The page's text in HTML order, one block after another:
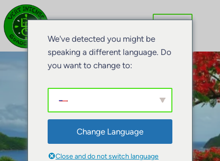
Aller
au
contenu
We've detected you might be
speaking a different language. Do
you want to change to:
Change Language
Close and do not switch language